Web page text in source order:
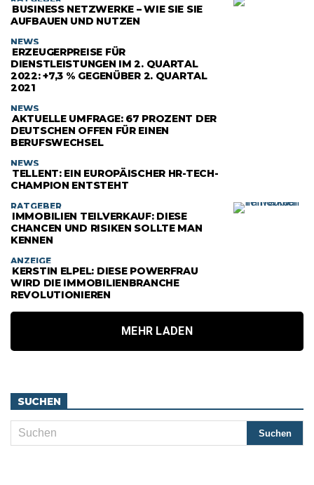
BUSINESS NETZWERKE – WIE SIE SIE
AUFBAUEN UND NUTZEN
NEWS
ERZEUGERPREISE FÜR
DIENSTLEISTUNGEN IM 2. QUARTAL
2022: +7,3 % GEGENÜBER 2. QUARTAL
2021
NEWS
AKTUELLE UMFRAGE: 67 PROZENT DER
DEUTSCHEN OFFEN FÜR EINEN
BERUFSWECHSEL
NEWS
TELLENT: EIN EUROPÄISCHER HR-TECH-
CHAMPION ENTSTEHT
RATGEBER
IMMOBILIEN TEILVERKAUF: DIESE
CHANCEN UND RISIKEN SOLLTE MAN
KENNEN
ANZEIGE
KERSTIN ELPEL: DIESE POWERFRAU
WIRD DIE IMMOBILIENBRANCHE
REVOLUTIONIEREN
MEHR LADEN
SUCHEN